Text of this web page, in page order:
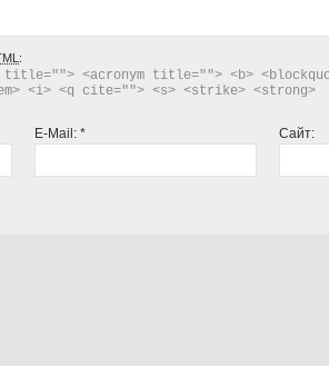
:
<acronym title=""> <b>
<i> <q cite=""> <s> <strike> <strong>
E-Mail: * Сайт: